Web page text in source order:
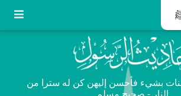
بشيء فأحسن إليهن كن له سترا من